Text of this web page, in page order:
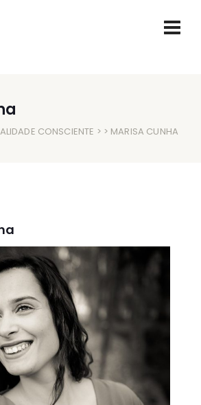
CONSCIENTE > > MARISA CUNHA